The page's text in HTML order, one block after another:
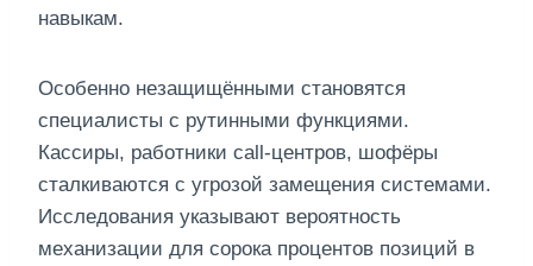
навыкам.
Особенно незащищёнными становятся
специалисты с рутинными функциями.
Кассиры, работники call-центров, шофёры
сталкиваются с угрозой замещения системами.
Исследования указывают вероятность
механизации для сорока процентов позиций в